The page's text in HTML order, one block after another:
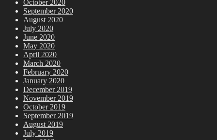
October 2020
September 2020
August 2020
July 2020
June 2020
May 2020
April 2020
March 2020
February 2020
January 2020
December 2019
November 2019
October 2019
September 2019
August 2019
July 2019